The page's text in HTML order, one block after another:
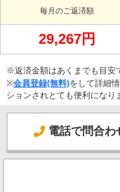
毎月のご返済額
29,267円
※返済金額はあくまでも目安
※会員登録(無料)をして詳細
ションされとても便利になり
電話で問合わ